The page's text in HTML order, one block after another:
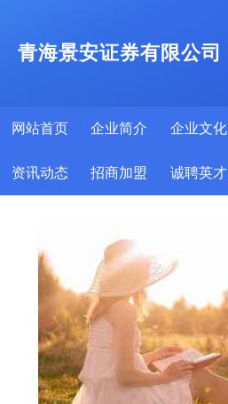
青海景安证券有限公司
网站首页 企业简介 企业文化
资讯动态 招商加盟 诚聘英才